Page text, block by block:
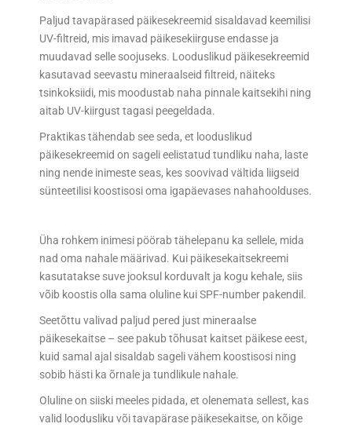
Paljud tavapärased päikesekreemid sisaldavad keemilisi
UV-filtreid, mis imavad päikesekiirguse endasse ja
muudavad selle soojuseks. Looduslikud päikesekreemid
kasutavad seevastu mineraalseid filtreid, näiteks
tsinkoksiidi, mis moodustab naha pinnale kaitsekihi ning
aitab UV-kiirgust tagasi peegeldada.
Praktikas tähendab see seda, et looduslikud
päikesekreemid on sageli eelistatud tundliku naha, laste
ning nende inimeste seas, kes soovivad vältida liigseid
sünteetilisi koostisosi oma igapäevases nahahoolduses.
Üha rohkem inimesi pöörab tähelepanu ka sellele, mida
nad oma nahale määrivad. Kui päikesekaitsekreemi
kasutatakse suve jooksul korduvalt ja kogu kehale, siis
võib koostis olla sama oluline kui SPF-number pakendil.
Seetõttu valivad paljud pered just mineraalse
päikesekaitse – see pakub tõhusat kaitset päikese eest,
kuid samal ajal sisaldab sageli vähem koostisosi ning
sobib hästi ka õrnale ja tundlikule nahale.
Oluline on siiski meeles pidada, et olenemata sellest, kas
valid loodusliku või tavapärase päikesekaitse, on kõige